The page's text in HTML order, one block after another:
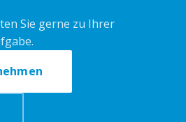
Sie gerne zu Ihrer